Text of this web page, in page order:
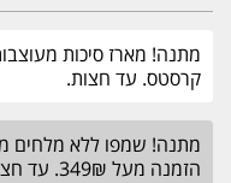
קרסטס. עד חצות.
מתנה! שמפו ללא מלחים
הזמנה מעל 349₪. עד חצות.